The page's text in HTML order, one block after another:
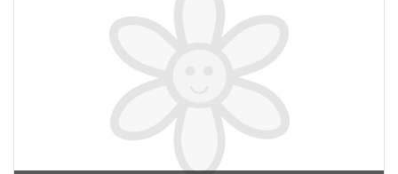
Promotions et évènements
Calendrier horticole
Emplois